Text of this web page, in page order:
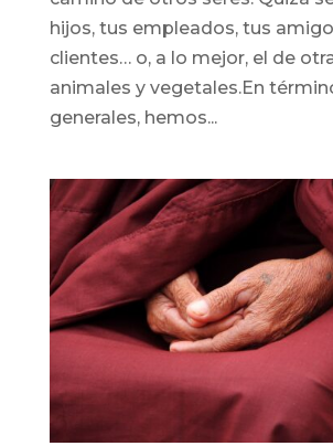
hijos, tus empleados, tus
clientes… o, a lo mejor, el de
animales y vegetales.En
generales, hemos...